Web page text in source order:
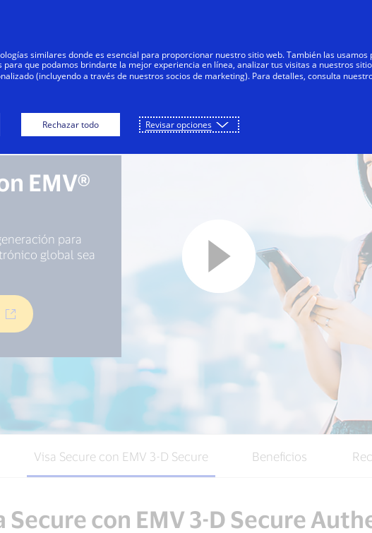
Personas Negocios Innovadores
EMV®
para
global sea
Visa Secure con EMV 3-D Secure Beneficios
Secure con EMV 3-D Secure
similares donde es esencial para proporcionar nuestro sitio web. También las usamos
que podamos brindarte la mejor experiencia en línea, analizar tus visitas a nuestros
(incluyendo a través de nuestros socios de marketing). Para detalles, consulta
Rechazar todo Revisar opciones